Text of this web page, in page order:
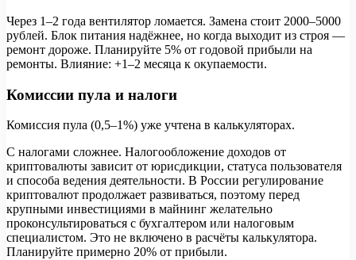
Через 1–2 года вентилятор ломается. Замена стоит 2000–5000
рублей. Блок питания надёжнее, но когда выходит из строя —
ремонт дороже. Планируйте 5% от годовой прибыли на
ремонты. Влияние: +1–2 месяца к окупаемости.
Комиссии пула и налоги
Комиссия пула (0,5–1%) уже учтена в калькуляторах.
С налогами сложнее. Налогообложение доходов от
криптовалюты зависит от юрисдикции, статуса пользователя
и способа ведения деятельности. В России регулирование
криптовалют продолжает развиваться, поэтому перед
крупными инвестициями в майнинг желательно
проконсультироваться с бухгалтером или налоговым
специалистом. Это не включено в расчёты калькулятора.
Планируйте примерно 20% от прибыли.